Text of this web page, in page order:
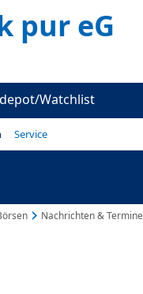
pur eG
Watchlist
Service
Nachrichten & Termine